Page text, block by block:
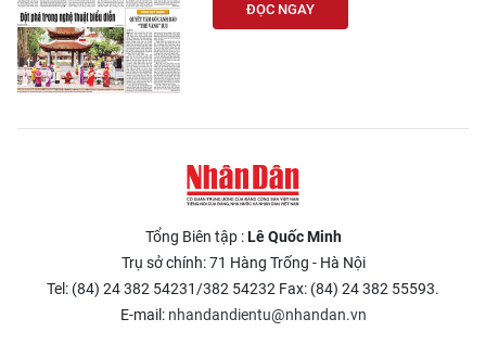
ĐỌC NGAY
Tổng Biên tập :Lê Quốc Minh
Trụ sở chính: 71 Hàng Trống - Hà Nội
Tel: (84) 24 382 54231/382 54232 Fax: (84) 24 382 55593.
E-mail: nhandandientu@nhandan.vn